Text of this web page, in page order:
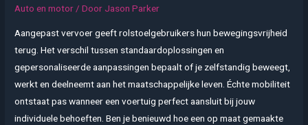
Auto en motor / Door Jason Parker
Aangepast vervoer geeft rolstoelgebruikers hun bewegingsvrijheid
terug. Het verschil tussen standaardoplossingen en
gepersonaliseerde aanpassingen bepaalt of je zelfstandig beweegt,
werkt en deelneemt aan het maatschappelijke leven. Échte mobiliteit
ontstaat pas wanneer een voertuig perfect aansluit bij jouw
individuele behoeften. Ben je benieuwd hoe een op maat gemaakte